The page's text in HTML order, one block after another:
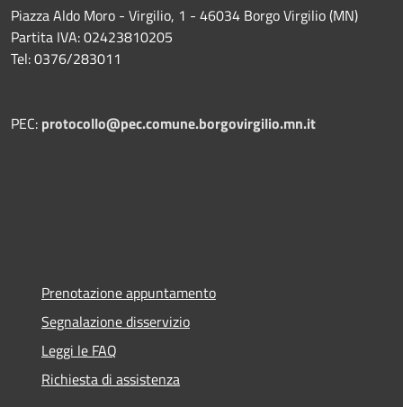
Piazza Aldo Moro - Virgilio, 1 - 46034 Borgo Virgilio (MN)
Partita IVA: 02423810205
Tel: 0376/283011
PEC: protocollo@pec.comune.borgovirgilio.mn.it
Prenotazione appuntamento
Segnalazione disservizio
Leggi le FAQ
Richiesta di assistenza